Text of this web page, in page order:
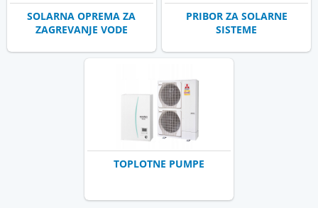
SOLARNA OPREMA ZA
ZAGREVANJE VODE
PRIBOR ZA SOLARNE
SISTEME
TOPLOTNE PUMPE